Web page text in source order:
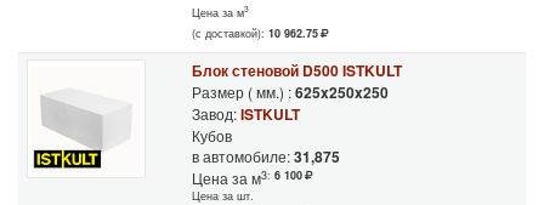
Цена за м3
(с доставкой): 10 962.75
Блок стеновой D500 ISTKULT
Размер ( мм.) :625x250x250
Завод:ISTKULT
Кубов
в автомобиле:31,875
Цена за м3: 6 100
Цена за шт.